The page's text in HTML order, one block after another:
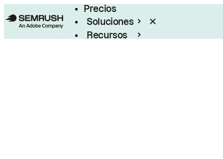
Precios
Soluciones
Recursos